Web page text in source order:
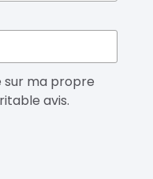
ma propre
avis.